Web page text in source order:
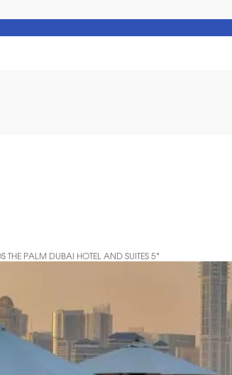
THE PALM DUBAI HOTEL AND SUITES 5*